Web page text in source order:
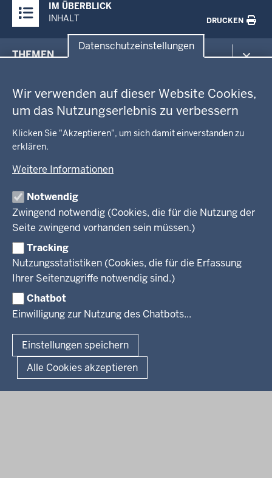
Datenschutzeinstellungen
Wir verwenden auf dieser Website Cookies,
um das Nutzungserlebnis zu verbessern
Klicken Sie "Akzeptieren", um sich damit einverstanden zu
erklären.
Weitere Informationen
Notwendig
Zwingend notwendig (Cookies, die für die Nutzung der
Seite zwingend vorhanden sein müssen.)
Tracking
Nutzungsstatistiken (Cookies, die für die Erfassung
Ihrer Seitenzugriffe notwendig sind.)
Chatbot
Einwilligung zur Nutzung des Chatbots...
Einstellungen speichern
Alle Cookies akzeptieren
Inhalte
IM ÜBERBLICK
INHALT
DRUCKEN
in
Fußzeile
THEMEN
Gesundheit und Soziales
Kommunales, Planung, Bauen und Verkehr
Ordnung und Sicherheit
Schule und Bildung
Wirtschaft und Kultur
GEOBASIS NRW
Ausbildung und Karriere
Geodaten-Anwendungen
Neues
Produkte und Dienste
TIM-online
Webdienste
Amtsblatt
Behördenleitung
Leitbild
Personalvertretung
Regierungsbezirk
Reisekostenstelle
Veranstaltungen
Stellenangebote
Stellenangebote Schule
Praktikum
Referendariate
Bewerbung
Vormerkstelle NRW
PRESSE
Mediathek
Newsletter
Pressekontakt
Pressemitteilungen
Publikationen
VERFAHREN UND BEKANNTMACHUNGEN
Bekanntmachungen
Legionellen
Luftreinhaltepläne
Verfahrensübersichten
Überwachung umweltrelevanter Anlagen
Facebook
Instagram
LinkedIn
© 2026 Bezirksregierung Köln
Organisationsplan
Lizenzbedingungen Geobasis NRW
Dokumente und Ressourcen
Kontakt